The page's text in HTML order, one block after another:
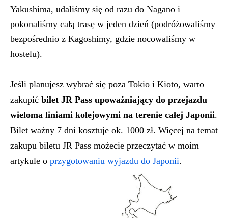
Yakushima, udaliśmy się od razu do Nagano i
pokonaliśmy całą trasę w jeden dzień (podróżowaliśmy
bezpośrednio z Kagoshimy, gdzie nocowaliśmy w
hostelu).
Jeśli planujesz wybrać się poza Tokio i Kioto, warto
zakupić bilet JR Pass upoważniający do przejazdu
wieloma liniami kolejowymi na terenie całej Japonii.
Bilet ważny 7 dni kosztuje ok. 1000 zł. Więcej na temat
zakupu biletu JR Pass możecie przeczytać w moim
artykule o przygotowaniu wyjazdu do Japonii.